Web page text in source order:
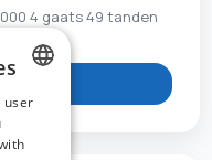
4 gaats 49 tanden
user